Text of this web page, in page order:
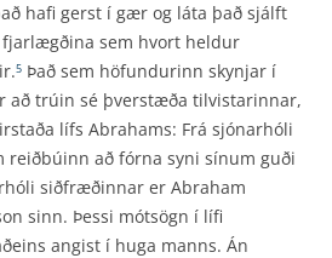
hafi gerst í gær og láta það sjálft
sem hvort heldur
5 Það sem höfundurinn skynjar í
að trúin sé þverstæða tilvistarinnar,
lífs Abrahams: Frá sjónarhóli
að fórna syni sínum guði
siðfræðinnar er Abraham
sinn. Þessi mótsögn í lífi
angist í huga manns. Án